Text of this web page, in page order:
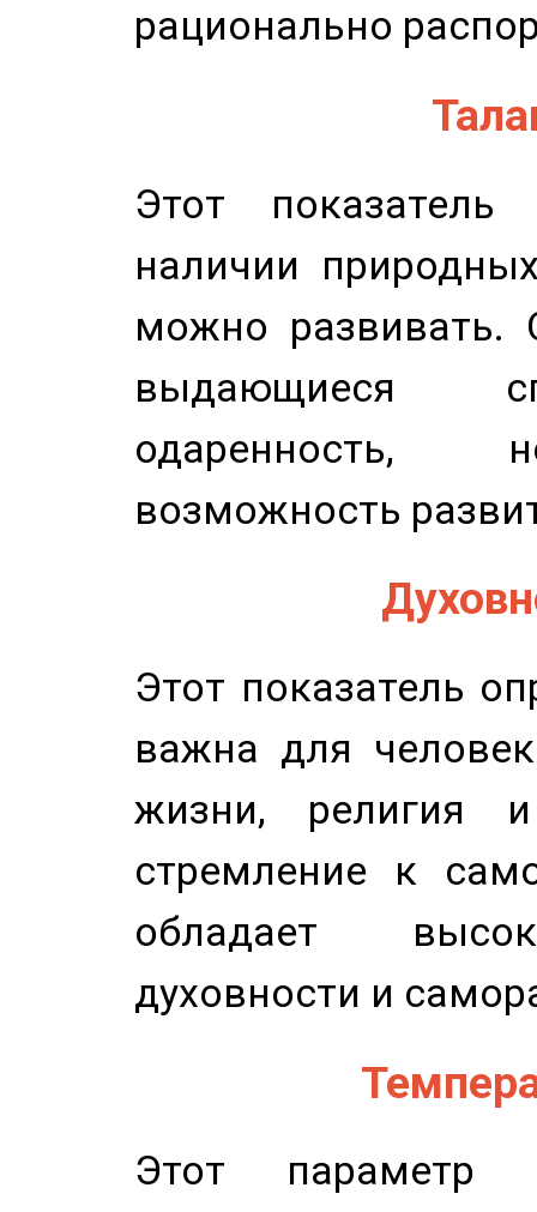
рационально
Этот показатель
наличии
можно развивать.
выдающиеся
одаренность,
возможность
Этот показатель
важна для
жизни, религия
стремление к
обладает
духовности и
Этот параметр